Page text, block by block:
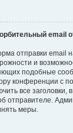
email
отправки email
и
подобные
конференции с
все заголовки,
отправителе.
меры.